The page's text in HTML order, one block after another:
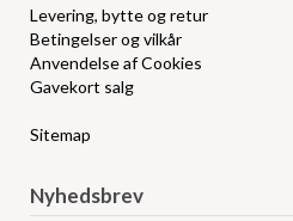
Levering, bytte og retur
Betingelser og vilkår
Anvendelse af Cookies
Gavekort salg
Sitemap
Nyhedsbrev